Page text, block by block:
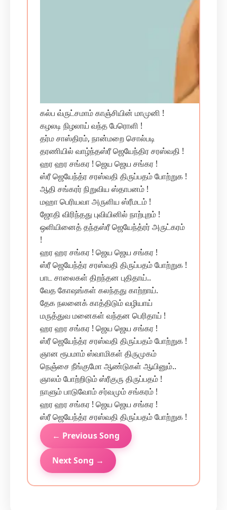
கல்ப வ்ருட்சமாம் காஞ்சியின் மாமுனி !
கழலடி நிழலாய் வந்த பேரொளி !
தர்ம சாஸ்திரம், நான்மறை சொல்படி
தரணியில் வாழ்ந்தஸ்ரீ ஜெயேந்திர சரஸ்வதி !
ஹர ஹர சங்கர ! ஜெய ஜெய சங்கர !
ஸ்ரீ ஜெயேந்த்ர சரஸ்வதி திருப்பதம் போற்றுக !
ஆதி சங்கரர் நிறுவிய ஸ்தாபனம் !
மஹா பெரியவா அருளிய ஸ்ரீமடம் !
ஜோதி விரிந்தது புவியினில் நாற்புறம் !
ஒளியினைத் தந்தஸ்ரீ ஜெயேந்த்ரர் அருட்கரம்
!
ஹர ஹர சங்கர ! ஜெய ஜெய சங்கர !
ஸ்ரீ ஜெயேந்த்ர சரஸ்வதி திருப்பதம் போற்றுக !
பாட சாலைகள் திறந்தன புதிதாய்..
வேத கோஷங்கள் கலந்தது காற்றாய்.
தேக நலனைக் காத்திடும் வழியாய்
மருத்துவ மனைகள் வந்தன பெரிதாய் !
ஹர ஹர சங்கர ! ஜெய ஜெய சங்கர !
ஸ்ரீ ஜெயேந்த்ர சரஸ்வதி திருப்பதம் போற்றுக !
ஞான ரூபமாம் ஸ்வாமிகள் திருமுகம்
நெஞ்சை நீங்குமோ ஆண்டுகள் ஆயினும்..
ஞாலம் போற்றிடும் ஸ்ரீகுரு திருப்பதம் !
நாளும் பாடுவோம் சர்வமும் சங்கரம் !
ஹர ஹர சங்கர ! ஜெய ஜெய சங்கர !
ஸ்ரீ ஜெயேந்த்ர சரஸ்வதி திருப்பதம் போற்றுக !
← Previous Song
Next Song →